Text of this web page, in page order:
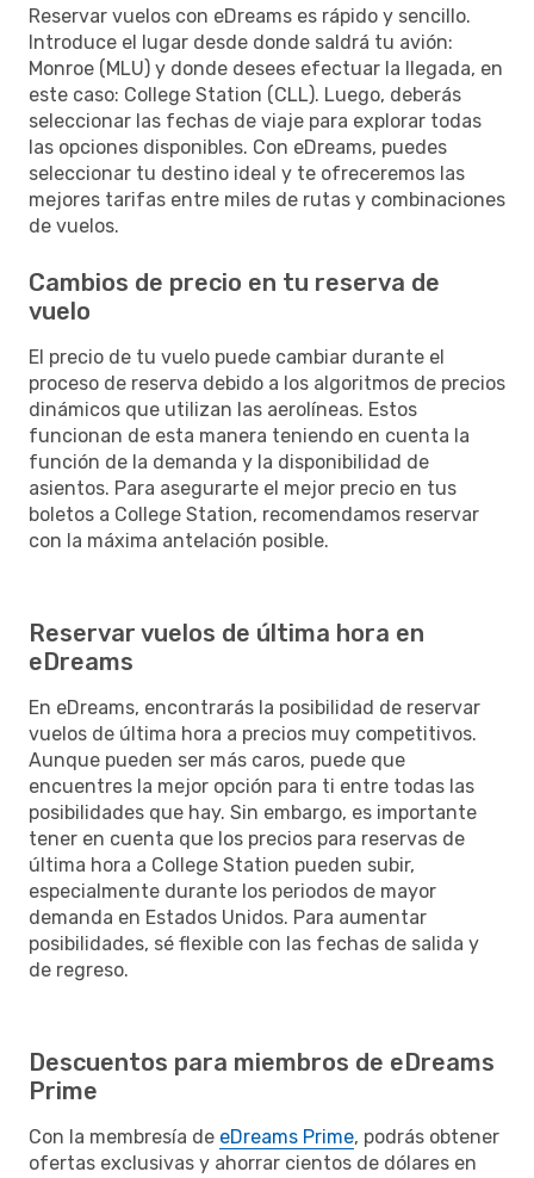
Reservar vuelos con eDreams es rápido y sencillo.
Introduce el lugar desde donde saldrá tu avión:
Monroe (MLU) y donde desees efectuar la llegada, en
este caso: College Station (CLL). Luego, deberás
seleccionar las fechas de viaje para explorar todas
las opciones disponibles. Con eDreams, puedes
seleccionar tu destino ideal y te ofreceremos las
mejores tarifas entre miles de rutas y combinaciones
de vuelos.
Cambios de precio en tu reserva de
vuelo
El precio de tu vuelo puede cambiar durante el
proceso de reserva debido a los algoritmos de precios
dinámicos que utilizan las aerolíneas. Estos
funcionan de esta manera teniendo en cuenta la
función de la demanda y la disponibilidad de
asientos. Para asegurarte el mejor precio en tus
boletos a College Station, recomendamos reservar
con la máxima antelación posible.
Reservar vuelos de última hora en
eDreams
En eDreams, encontrarás la posibilidad de reservar
vuelos de última hora a precios muy competitivos.
Aunque pueden ser más caros, puede que
encuentres la mejor opción para ti entre todas las
posibilidades que hay. Sin embargo, es importante
tener en cuenta que los precios para reservas de
última hora a College Station pueden subir,
especialmente durante los periodos de mayor
demanda en Estados Unidos. Para aumentar
posibilidades, sé flexible con las fechas de salida y
de regreso.
Descuentos para miembros de eDreams
Prime
Con la membresía de eDreams Prime, podrás obtener
ofertas exclusivas y ahorrar cientos de dólares en